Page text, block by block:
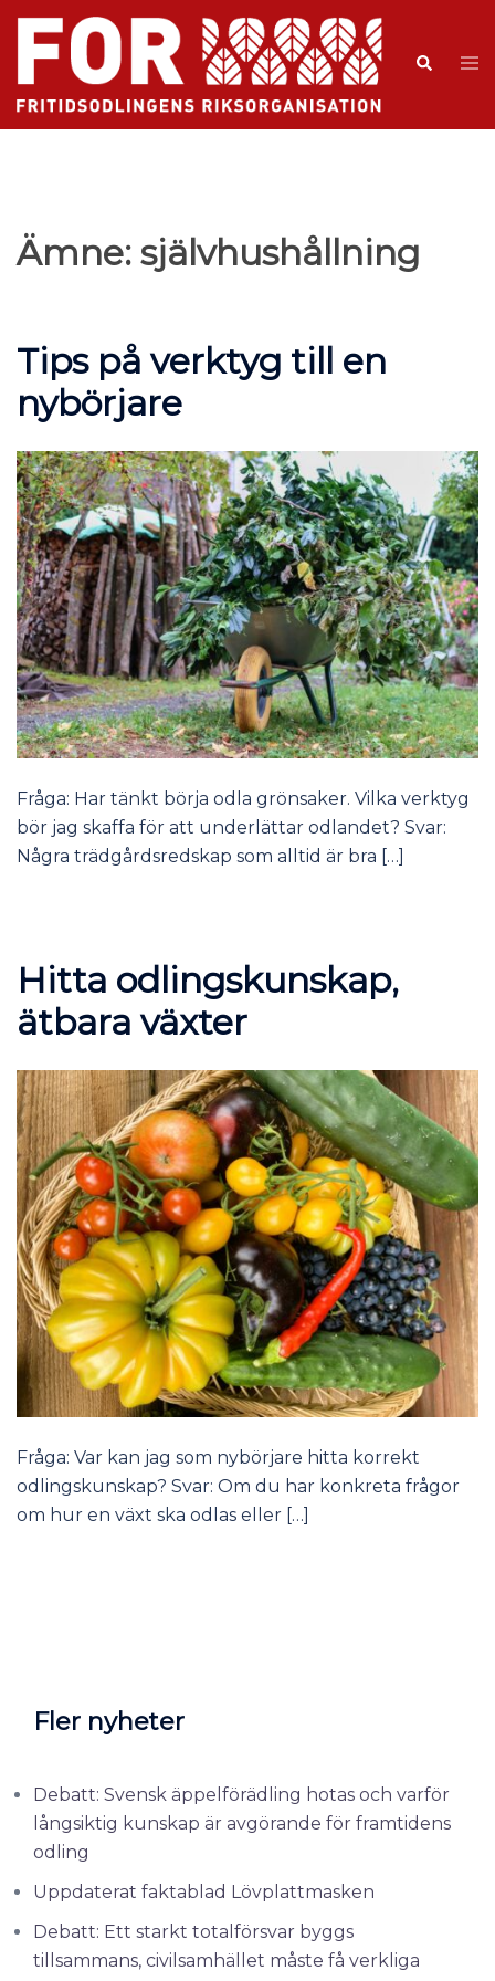
Ämne: självhushållning
Tips på verktyg till en
nybörjare
Fråga: Har tänkt börja odla grönsaker. Vilka verktyg
bör jag skaffa för att underlättar odlandet? Svar:
Några trädgårdsredskap som alltid är bra […]
Hitta odlingskunskap,
ätbara växter
Fråga: Var kan jag som nybörjare hitta korrekt
odlingskunskap? Svar: Om du har konkreta frågor
om hur en växt ska odlas eller […]
Fler nyheter
Debatt: Svensk äppelförädling hotas och varför
långsiktig kunskap är avgörande för framtidens
odling
Uppdaterat faktablad Lövplattmasken
Debatt: Ett starkt totalförsvar byggs
tillsammans, civilsamhället måste få verkliga